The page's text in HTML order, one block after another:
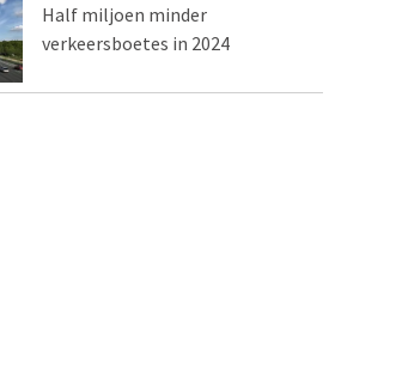
Half miljoen minder
verkeersboetes in 2024